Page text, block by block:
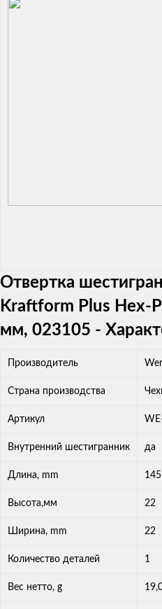
Отвертка
Kraftform Plus Hex-
мм, 023105 -
Производитель
Страна производства
Артикул
Внутренний шестигранник да
Длина, mm 145
Высота,мм 22
Ширина, mm 22
Количество деталей 1
Вес нетто, g